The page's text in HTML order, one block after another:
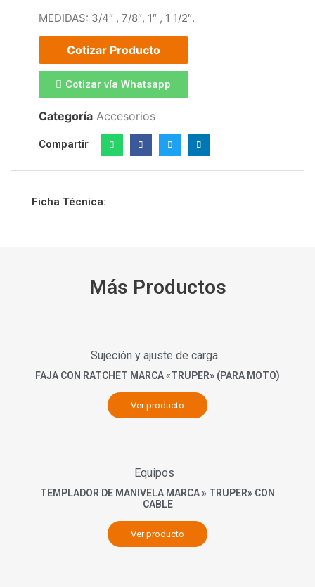
MEDIDAS: 3/4″ , 7/8″, 1″ , 1 1/2″.
Cotizar Producto
Cotizar vía Whatsapp
Categoría Accesorios
Compartir
Ficha Técnica:
Más Productos
Sujeción y ajuste de carga
FAJA CON RATCHET MARCA «TRUPER» (PARA MOTO)
Ver producto
Equipos
TEMPLADOR DE MANIVELA MARCA » TRUPER» CON
CABLE
Ver producto